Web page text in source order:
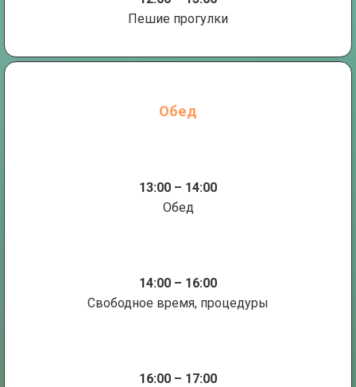
Пешие прогулки
Обед
13:00 – 14:00
Обед
14:00 – 16:00
Свободное время, процедуры
16:00 – 17:00